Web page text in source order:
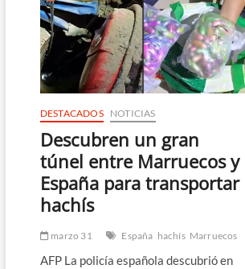
cánticos
islamófobos
en
el
partido
contra
Egipto
DESTACADOS
NOTICIAS
Descubren un gran
túnel entre Marruecos y
España para transportar
hachís
marzo 31 España hachís Marruecos
AFP La policía española descubrió en